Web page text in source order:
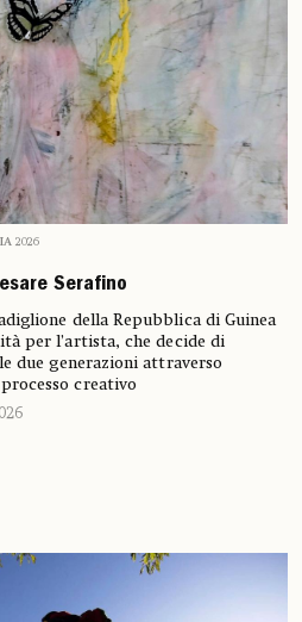
2026
Serafino
della Repubblica di Guinea
per l’artista, che decide di
due generazioni attraverso
creativo